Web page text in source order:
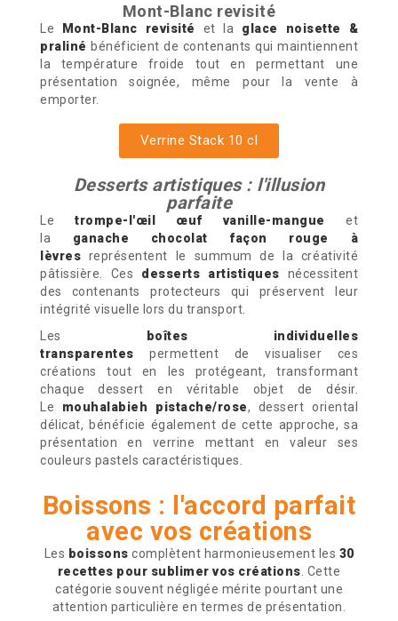
Mont-Blanc revisité
Le Mont-Blanc revisité et la glace noisette &
praliné bénéficient de contenants qui maintiennent
la température froide tout en permettant une
présentation soignée, même pour la vente à
emporter.
Verrine Stack 10 cl
Desserts artistiques : l'illusion
parfaite
Letrompe-l'œil œuf vanille-mangue
et
la ganache chocolat façon rouge à
lèvres représentent le summum de la créativité
pâtissière. Ces desserts artistiques nécessitent
des contenants protecteurs qui préservent leur
intégrité visuelle lors du transport.
Les
boîtes individuelles
transparentes permettent de visualiser ces
créations tout en les protégeant, transformant
chaque dessert en véritable objet de désir.
Le mouhalabieh pistache/rose, dessert oriental
délicat, bénéficie également de cette approche, sa
présentation en verrine mettant en valeur ses
couleurs pastels caractéristiques.
Boissons : l'accord parfait
avec vos créations
Les boissons complètent harmonieusement les 30
recettes pour sublimer vos créations . Cette
catégorie souvent négligée mérite pourtant une
attention particulière en termes de présentation.